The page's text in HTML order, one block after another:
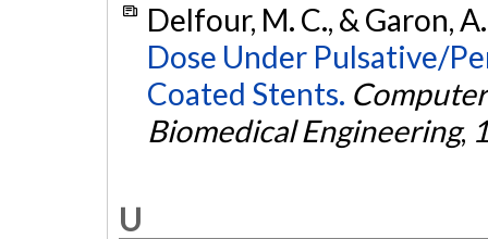
Delfour, M. C., & Garon,
Dose Under Pulsative/
Coated Stents.
Biomedical Engineering,
U